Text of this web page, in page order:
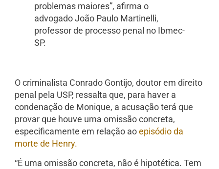
problemas maiores”, afirma o
advogado João Paulo Martinelli,
professor de processo penal no Ibmec-
SP.
O criminalista Conrado Gontijo, doutor em direito
penal pela USP, ressalta que, para haver a
condenação de Monique, a acusação terá que
provar que houve uma omissão concreta,
especificamente em relação aoepisódio da
morte de Henry.
“É uma omissão concreta, não é hipotética. Tem